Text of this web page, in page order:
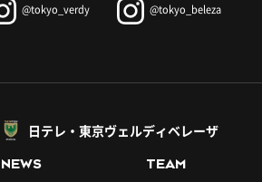
@tokyo_verdy @tokyo_beleza
日テレ・東京ヴェルディベレーザ
NEWS TEAM